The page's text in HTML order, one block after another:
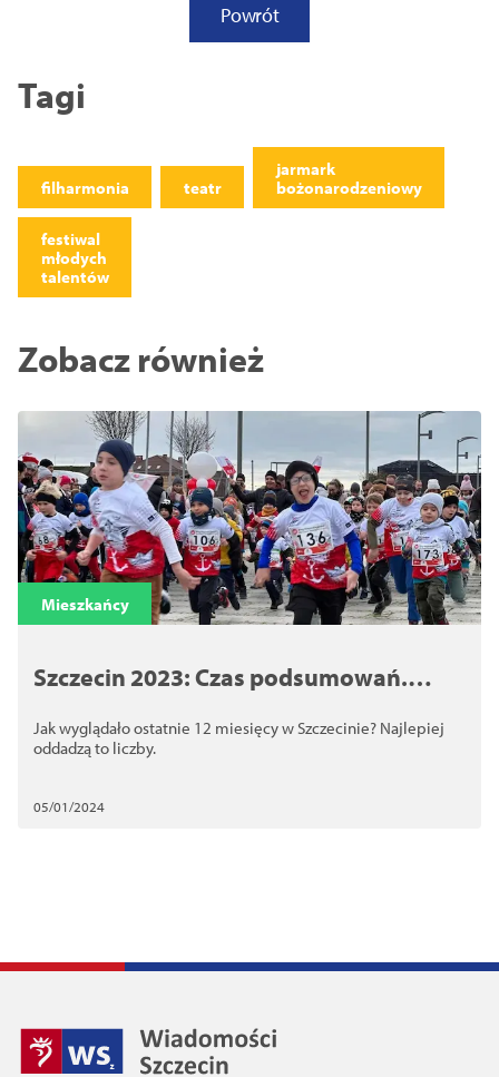
Powrót
Tagi
filharmonia teatr
jarmark
bożonarodzeniowy
festiwal
młodych
talentów
Zobacz również
Mieszkańcy
Szczecin 2023: Czas podsumowań.
Jak wyglądało ostatnie 12 miesięcy w Szczecinie? Najlepiej
oddadzą to liczby.
05/01/2024